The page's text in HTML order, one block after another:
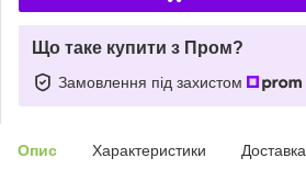
Що таке купити з Пром?
Замовлення під захистом
Опис Характеристики Доставка